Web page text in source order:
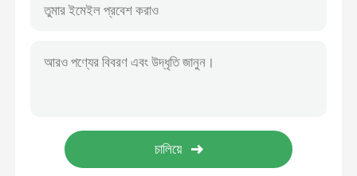
নাইলন তারের টাই
চৌম্বকীয় প্লাস্টিকের দরজার পর্দা
পলিপ্রোপিলিন মাটির আবরণ